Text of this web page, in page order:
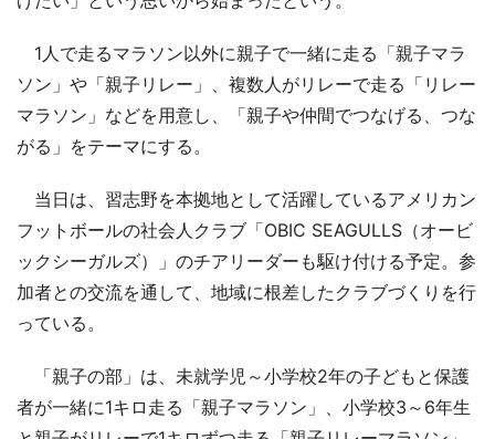
1人で走るマラソン以外に親子で一緒に走る「親子マラ
ソン」や「親子リレー」、複数人がリレーで走る「リレー
マラソン」などを用意し、「親子や仲間でつなげる、つな
がる」をテーマにする。
当日は、習志野を本拠地として活躍しているアメリカン
フットボールの社会人クラブ「OBIC SEAGULLS（オービ
ックシーガルズ）」のチアリーダーも駆け付ける予定。参
加者との交流を通して、地域に根差したクラブづくりを行
っている。
「親子の部」は、未就学児～小学校2年の子どもと保護
者が一緒に1キロ走る「親子マラソン」、小学校3～6年生